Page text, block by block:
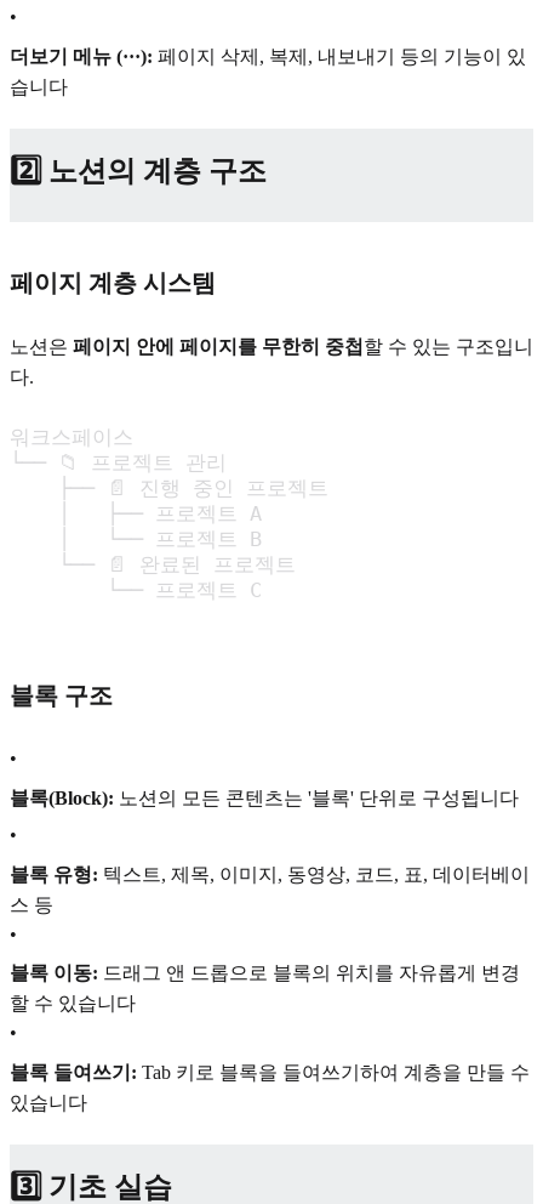
•
더보기 메뉴 (···): 페이지 삭제, 복제, 내보내기 등의 기능이 있
습니다
2️⃣ 노션의 계층 구조
페이지 계층 시스템
노션은 페이지 안에 페이지를 무한히 중첩 할 수 있는 구조입니
다.
워크스페이스
└── 📁 프로젝트 관리
    ├── 📄 진행 중인 프로젝트
    │   ├── 프로젝트 A
    │   └── 프로젝트 B
    └── 📄 완료된 프로젝트
        └── 프로젝트 C
블록 구조
•
블록(Block): 노션의 모든 콘텐츠는 '블록' 단위로 구성됩니다
•
블록 유형: 텍스트, 제목, 이미지, 동영상, 코드, 표, 데이터베이
스 등
•
블록 이동: 드래그 앤 드롭으로 블록의 위치를 자유롭게 변경
할 수 있습니다
•
블록 들여쓰기: Tab 키로 블록을 들여쓰기하여 계층을 만들 수
있습니다
3️⃣ 기초 실습